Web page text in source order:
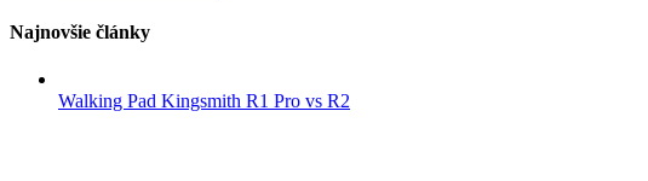
Najnovšie články
Walking Pad Kingsmith R1 Pro vs R2